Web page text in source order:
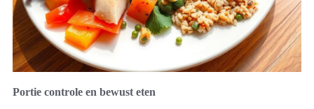
Portie controle en bewust eten